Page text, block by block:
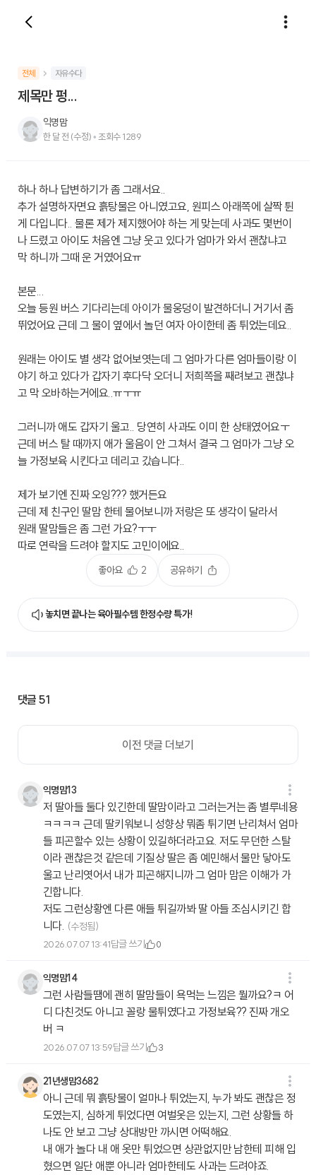
전체 자유수다
제목만 펑...
익명맘
한 달 전 (수정) • 조회수1289
하나 하나 답변하기가 좀 그래서요..
추가 설명하자면요 흙탕물은 아니였고요, 원피스 아래쪽에 살짝 튄
게 다입니다.. 물론 제가 제지했어야 하는 게 맞는데 사과도 몇번이
나 드렸고 아이도 처음엔 그냥 웃고 있다가 엄마가 와서 괜찮냐고
막 하니까 그때 운 거였어요ㅠ
본문...
오늘 등원 버스 기다리는데 아이가 물웅덩이 발견하더니 거기서 좀
뛰었어요 근데 그 물이 옆에서 놀던 여자 아이한테 좀 튀었는데요..
원래는 아이도 별 생각 없어보엿는데 그 엄마가 다른 엄마들이랑 이
야기 하고 있다가 갑자기 후다닥 오더니 저희쪽을 째려보고 괜찮냐
고 막 오바하는거에요..ㅠㅜㅠ
그러니까 애도 갑자기 울고.. 당연히 사과도 이미 한 상태였어요ㅜ
근데 버스 탈 때까지 애가 울음이 안 그쳐서 결국 그 엄마가 그냥 오
늘 가정보육 시킨다고 데리고 갔습니다..
제가 보기엔 진짜 오잉??? 했거든요
근데 제 친구인 딸맘 한테 물어보니까 저랑은 또 생각이 달라서
원래 딸맘들은 좀 그런 가요?ㅜㅜ
따로 연락을 드려야 할지도 고민이에요..
좋아요 2 공유하기
놓치면 끝나는 육아필수템 한정수량 특가!
댓글51
이전 댓글 더보기
익명맘13
저 딸아들 둘다 있긴한데 딸맘이라고 그러는거는 좀 별루네용
ㅋㅋㅋㅋ 근데 딸키워보니 성향상 뭐좀 튀기면 난리쳐서 엄마
들 피곤할수 있는 상황이 있길하더라고요. 저도 무던한 스탈
이라 괜찮은것 같은데 기질상 딸은 좀 예민해서 물만 닿아도
울고 난리엿어서 내가 피곤해지니까 그 엄마 맘은 이해가 가
긴합니다.
저도 그런상황엔 다른 애들 튀길까봐 딸 아들 조심시키긴 합
니다. (수정됨)
2026.07.07 13:41답글 쓰기 0
익명맘14
그런 사람들땜에 괜히 딸맘들이 욕먹는 느낌은 뭘까요?ㅋ 어
디 다친것도 아니고 꼴랑 물튀였다고 가정보육?? 진짜 개오
버 ㅋ
2026.07.07 13:59답글 쓰기 3
21년생맘3682
아니 근데 뭐 흙탕물이 얼마나 튀었는지, 누가 봐도 괜찮은 정
도였는지, 심하게 튀었다면 여벌옷은 있는지, 그런 상황들 하
나도 안 보고 그냥 상대방만 까시면 어떡해요.
내 애가 놀다 내 애 옷만 튀었으면 상관없지만 남한테 피해 입
혔으면 일단 애뿐 아니라 엄마한테도 사과는 드려야죠.